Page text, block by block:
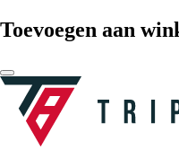
Toevoegen aan